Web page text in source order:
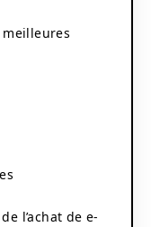
l’achat de e-